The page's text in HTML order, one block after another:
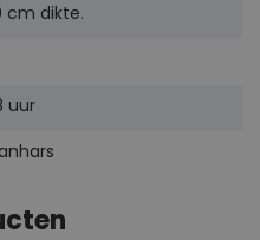
cm dikte.
uur